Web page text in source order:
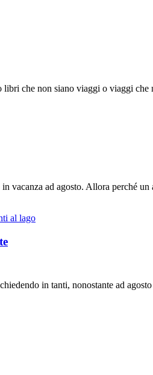
che non siano viaggi o viaggi che
vacanza ad agosto. Allora perché un
in tanti, nonostante ad